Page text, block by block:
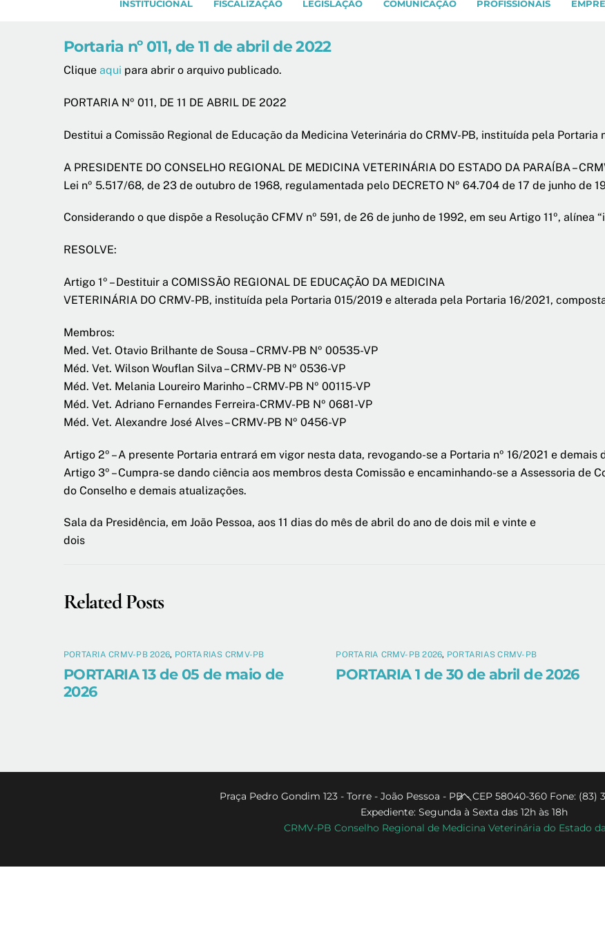
INSTITUCIONAL FISCALIZAÇÃO LEGISLAÇÃO COMUNICAÇÃO PROFISSIONAIS
Portaria nº 011, de 11 de abril de 2022
Clique aqui para abrir o arquivo publicado.
PORTARIA Nº 011, DE 11 DE ABRIL DE 2022
Destitui a Comissão Regional de Educação da Medicina Veterinária do CRMV-PB, instituída pela Portaria
A PRESIDENTE DO CONSELHO REGIONAL DE MEDICINA VETERINÁRIA DO ESTADO DA PARAÍBA –
Lei nº 5.517/68, de 23 de outubro de 1968, regulamentada pelo DECRETO Nº 64.704 de 17 de junho de
Considerando o que dispõe a Resolução CFMV nº 591, de 26 de junho de 1992, em seu Artigo 11º, alínea
RESOLVE:
Artigo 1º – Destituir a COMISSÃO REGIONAL DE EDUCAÇÃO DA MEDICINA
VETERINÁRIA DO CRMV-PB, instituída pela Portaria 015/2019 e alterada pela Portaria 16/2021,
Membros:
Med. Vet. Otavio Brilhante de Sousa – CRMV-PB Nº 00535-VP
Méd. Vet. Wilson Wouflan Silva – CRMV-PB Nº 0536-VP
Méd. Vet. Melania Loureiro Marinho – CRMV-PB Nº 00115-VP
Méd. Vet. Adriano Fernandes Ferreira-CRMV-PB Nº 0681-VP
Méd. Vet. Alexandre José Alves – CRMV-PB Nº 0456-VP
Artigo 2º – A presente Portaria entrará em vigor nesta data, revogando-se a Portaria nº 16/2021 e demais
Artigo 3º – Cumpra-se dando ciência aos membros desta Comissão e encaminhando-se a Assessoria de
do Conselho e demais atualizações.
Sala da Presidência, em João Pessoa, aos 11 dias do mês de abril do ano de dois mil e vinte e
dois
Related Posts
PORTARIA CRMV-PB 2026, PORTARIAS CRMV-PB
PORTARIA 13 de 05 de maio de
2026
PORTARIA CRMV-PB 2026, PORTARIAS CRMV-PB
PORTARIA 1 de 30 de abril de 2026
Back
To
Top
Praça Pedro Gondim 123 - Torre - João Pessoa - PB - CEP 58040-360 Fone: (83)
Expediente: Segunda à Sexta das 12h às 18h
CRMV-PB Conselho Regional de Medicina Veterinária do Estado